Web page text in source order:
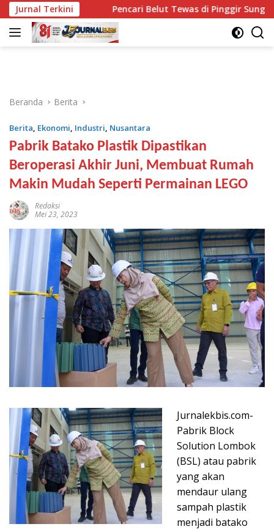
Langsung
ke
konten
Jurnal TerkiniPencari Belut Tewas di Pinggir Sungai, Masih
Beranda Berita
Berita, Ekonomi, Industri, Nusantara
Pabrik Batako Plastik Dipastikan
Beroperasi Akhir Juni, Membuat Rumah
Makin Mudah Seperti Permainan LEGO
Redaksi
Mei 23, 2023
Jurnalekbis.com-
Pabrik Block
Solution Lombok
(BSL) atau pabrik
yang akan
mendaur ulang
sampah plastik
menjadi batako